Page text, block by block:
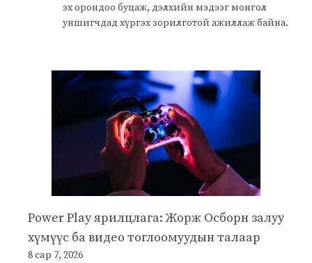
эх орондоо буцаж, дэлхийн мэдээг монгол
уншигчдад хүргэх зорилготой ажиллаж байна.
Power Play ярилцлага: Жорж Осборн залуу
хүмүүс ба видео тоглоомуудын талаар
8 сар 7, 2026